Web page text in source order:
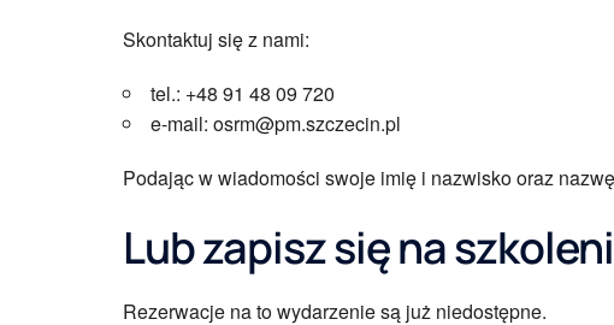
Skontaktuj się z nami:
tel.: +48 91 48 09 720
e-mail: osrm@pm.szczecin.pl
Podając w wiadomości swoje imię i nazwisko oraz
Lub zapisz się na
Rezerwacje na to wydarzenie są już niedostępne.